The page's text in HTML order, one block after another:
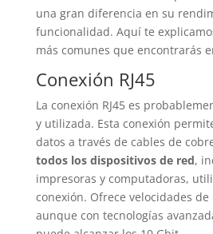
una gran diferencia en su
funcionalidad. Aquí te
más comunes que encontrarás
Conexión RJ45
La conexión RJ45 es
y utilizada. Esta conexión
datos a través de cables de
todos los dispositivos de red,
impresoras y computadoras,
conexión. Ofrece velocidades de
aunque con tecnologías